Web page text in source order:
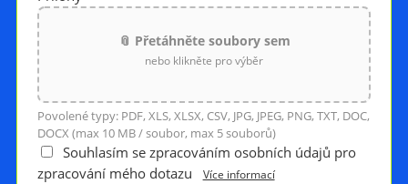
📎 Přetáhněte soubory sem
nebo klikněte pro výběr
Povolené typy: PDF, XLS, XLSX, CSV, JPG, JPEG, PNG, TXT, DOC,
DOCX (max 10 MB / soubor, max 5 souborů)
Souhlasím se zpracováním osobních údajů pro
zpracování mého dotazu
Více informací